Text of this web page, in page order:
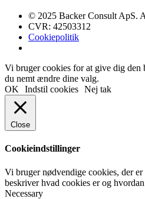
© 2025 Backer Consult ApS.
CVR: 42503312
Cookiepolitik
Vi bruger cookies for at give dig den
du nemt ændre dine valg.
OK
Indstil cookies Nej tak
Close
Cookieindstillinger
Vi bruger nødvendige cookies, der
beskriver hvad cookies er og
Necessary